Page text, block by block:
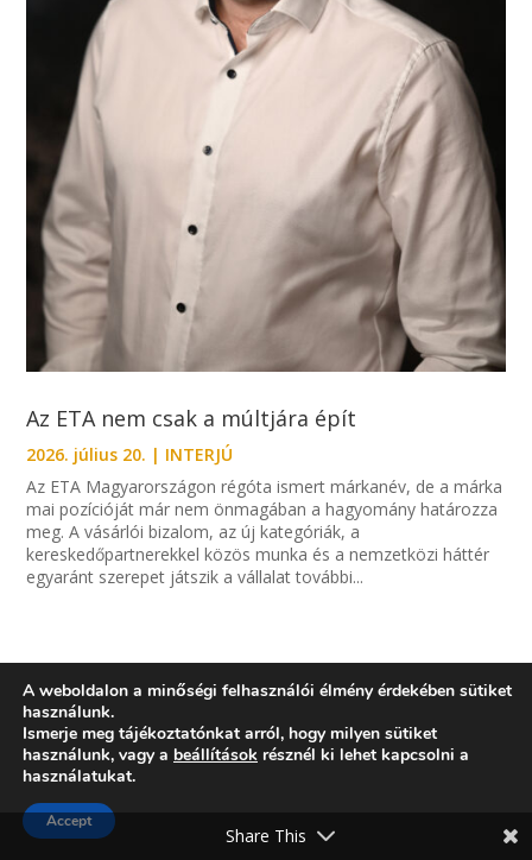
Az ETA nem csak a múltjára épít
2026. július 20. | INTERJÚ
Az ETA Magyarországon régóta ismert márkanév, de a márka
mai pozícióját már nem önmagában a hagyomány határozza
meg. A vásárlói bizalom, az új kategóriák, a
kereskedőpartnerekkel közös munka és a nemzetközi háttér
egyaránt szerepet játszik a vállalat további...
A weboldalon a minőségi felhasználói élmény érdekében sütiket
használunk.
Ismerje meg tájékoztatónkat arról, hogy milyen sütiket
használunk, vagy a beállítások résznél ki lehet kapcsolni a
használatukat.
Accept
Share This